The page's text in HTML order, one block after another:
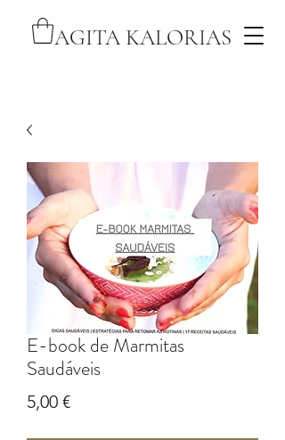
AGITA KALORIAS
E-book de Marmitas
Saudáveis
5,00 €Preço